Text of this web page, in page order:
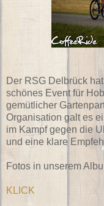
Der RSG Delbrück
schönes Event für
gemütlicher
Organisation galt es
im Kampf gegen die
und eine klare
Fotos in unserem
KLICK